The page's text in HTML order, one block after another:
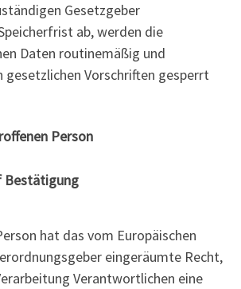
Gesetzgeber
ab, werden die
Daten routinemäßig und
gesetzlichen Vorschriften gesperrt
Person
Bestätigung
hat das vom Europäischen
eingeräumte Recht,
Verantwortlichen eine